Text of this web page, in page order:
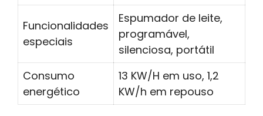
Funcionalidades
especiais
Espumador de leite,
programável,
silenciosa, portátil
Consumo
energético
13 KW/H em uso, 1,2
KW/h em repouso